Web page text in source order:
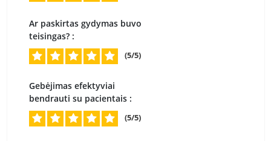
Ar paskirtas gydymas buvo
teisingas? :
(5/5)
Gebėjimas efektyviai
bendrauti su pacientais :
(5/5)